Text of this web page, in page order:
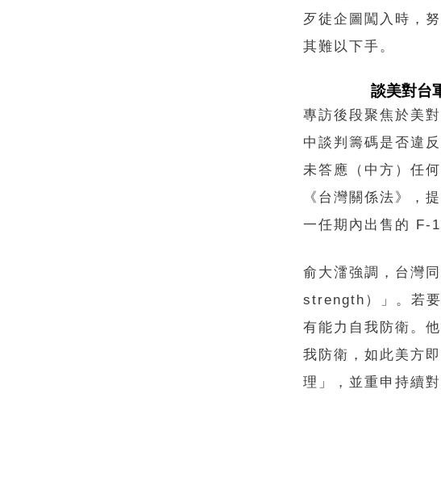
歹徒企圖闖入時，
其難以下手。
談美對台
專訪後段聚焦於美
中談判籌碼是否違
未答應（中方）任
《台灣關係法》，
一任期內出售的 F-
俞大㵢強調，台灣
strength）」。若
有能力自我防衛。
我防衛，如此美方
理」，並重申持續